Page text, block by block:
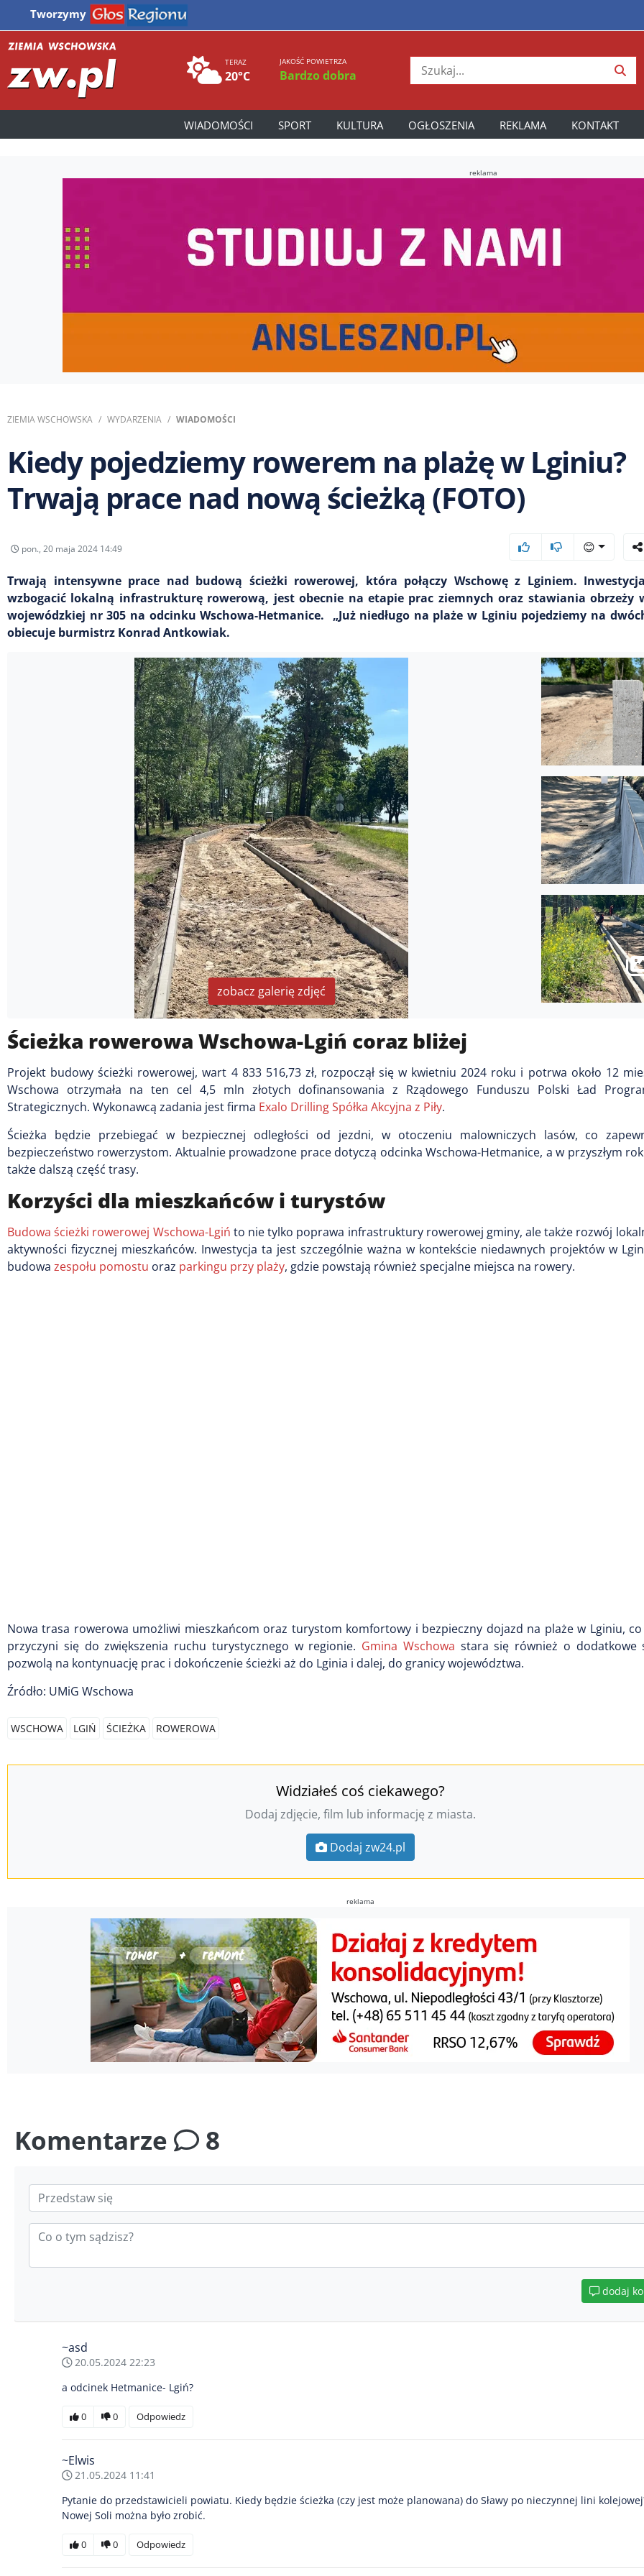
Tworzymy
TERAZ
20°C
JAKOŚĆ POWIETRZA
Bardzo dobra
WIADOMOŚCI SPORT KULTURA OGŁOSZENIA REKLAMA KONTAKT
reklama
ZIEMIA WSCHOWSKA WYDARZENIA WIADOMOŚCI
Kiedy pojedziemy rowerem na plażę w Lginiu?
Trwają prace nad nową ścieżką (FOTO)
pon., 20 maja 2024 14:49 😊
Trwają intensywne prace nad budową ścieżki rowerowej, która połączy Wschowę z Lginiem.
wzbogacić lokalną infrastrukturę rowerową, jest obecnie na etapie prac ziemnych oraz stawiania obrzeży
wojewódzkiej nr 305 na odcinku Wschowa-Hetmanice. „Już niedługo na plaże w Lginiu pojedziemy na
obiecuje burmistrz Konrad Antkowiak.
zobacz galerię zdjęć
Ścieżka rowerowa Wschowa-Lgiń coraz bliżej
Projekt budowy ścieżki rowerowej, wart 4 833 516,73 zł, rozpoczął się w kwietniu 2024 roku i potrwa około 12
Wschowa otrzymała na ten cel 4,5 mln złotych dofinansowania z Rządowego Funduszu Polski Ład
Strategicznych. Wykonawcą zadania jest firma Exalo Drilling Spółka Akcyjna z Piły.
Ścieżka będzie przebiegać w bezpiecznej odległości od jezdni, w otoczeniu malowniczych lasów, co
bezpieczeństwo rowerzystom. Aktualnie prowadzone prace dotyczą odcinka Wschowa-Hetmanice, a w przyszłym
także dalszą część trasy.
Korzyści dla mieszkańców i turystów
Budowa ścieżki rowerowej Wschowa-Lgiń to nie tylko poprawa infrastruktury rowerowej gminy, ale także rozwój
aktywności fizycznej mieszkańców. Inwestycja ta jest szczególnie ważna w kontekście niedawnych projektów w
budowa zespołu pomostu oraz parkingu przy plaży, gdzie powstają również specjalne miejsca na rowery.
Nowa trasa rowerowa umożliwi mieszkańcom oraz turystom komfortowy i bezpieczny dojazd na plaże w Lginiu,
przyczyni się do zwiększenia ruchu turystycznego w regionie. Gmina Wschowa stara się również o dodatkowe
pozwolą na kontynuację prac i dokończenie ścieżki aż do Lginia i dalej, do granicy województwa.
Źródło: UMiG Wschowa
WSCHOWA LGIŃ ŚCIEŻKA ROWEROWA
Widziałeś coś ciekawego?
Dodaj zdjęcie, film lub informację z miasta.
Dodaj zw24.pl
reklama
Komentarze 8
dodaj
~asd
20.05.2024 22:23
a odcinek Hetmanice- Lgiń?
0 0 Odpowiedz
~Elwis
21.05.2024 11:41
Pytanie do przedstawicieli powiatu. Kiedy będzie ścieżka (czy jest może planowana) do Sławy po nieczynnej lini
Nowej Soli można było zrobić.
0 0 Odpowiedz